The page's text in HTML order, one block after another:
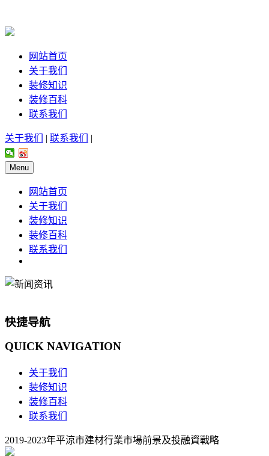
网站首页
关于我们
装修知识
装修百科
联系我们
关于我们 | 联系我们 |
Menu
网站首页
关于我们
装修知识
装修百科
联系我们
快捷导航
QUICK NAVIGATION
关于我们
装修知识
装修百科
联系我们
2019-2023年平涼市建材行業市場前景及投融資戰略